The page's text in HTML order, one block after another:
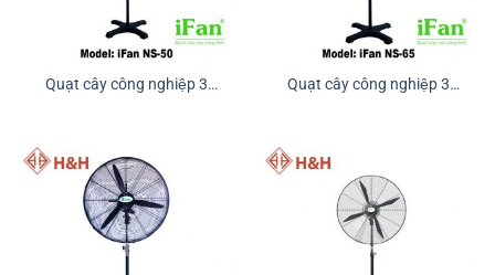
Quạt cây công nghiệp 3
Quạt cây công nghiệp 3